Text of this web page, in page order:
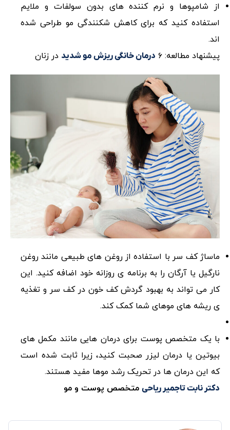
از شامپوها و نرم کننده های بدون سولفات و ملایم
استفاده کنید که برای کاهش شکنندگی مو طراحی شده
اند.
پیشنهاد مطالعه: ۶
درمان خانگی ریزش مو شدید در زنان
ماساژ کف سر با استفاده از روغن های طبیعی مانند روغن
نارگیل یا آرگان را به برنامه ی روزانه خود اضافه کنید. این
کار می تواند به بهبود گردش کف خون در کف سر و تغذیه
ی ریشه های موهای شما کمک کند.
با یک متخصص پوست برای درمان هایی مانند مکمل های
بیوتین یا درمان لیزر صحبت کنید، زیرا ثابت شده است
که این درمان ها در تحریک رشد موها مفید هستند.
دکتر نابت تاجمیر ریاحی متخصص پوست و مو